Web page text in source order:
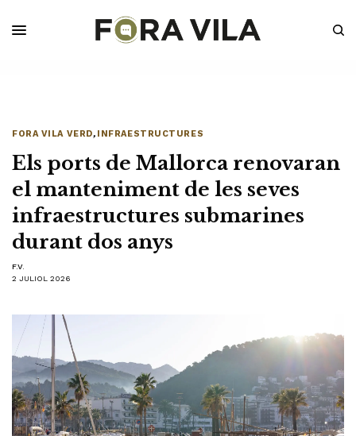
FORA VILA VERD, INFRAESTRUCTURES
Els ports de Mallorca renovaran
el manteniment de les seves
infraestructures submarines
durant dos anys
F.V.
2 JULIOL 2026